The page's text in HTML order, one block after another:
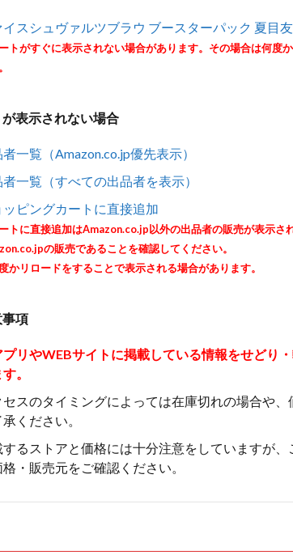
イスシュヴァルツブラウ ブースターパック 夏目
トがすぐに表示されない場合があります。その場合は何度
が表示されない場合
一覧（Amazon.co.jp優先表示）
者一覧（すべての出品者を表示）
ッピングカートに直接追加
トに直接追加はAmazon.co.jp以外の出品者の販売が表示さ
の販売であることを確認してください。
かリロードをすることで表示される場合があります。
項
プリやWEBサイトに掲載している情報をせどり
。
セスのタイミングによっては在庫切れの場合や
ください。
するストアと価格には十分注意をしていますが
・販売元をご確認ください。